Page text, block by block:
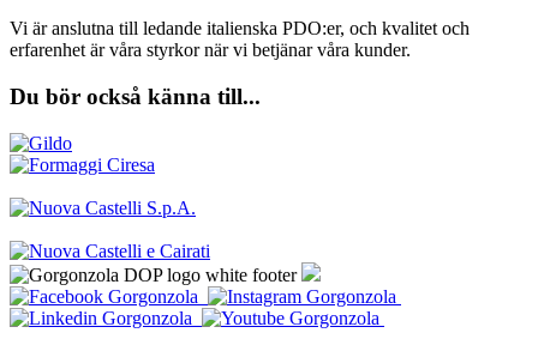
Vi är anslutna till ledande italienska PDO:er, och kvalitet och
erfarenhet är våra styrkor när vi betjänar våra kunder.
Du bör också känna till...